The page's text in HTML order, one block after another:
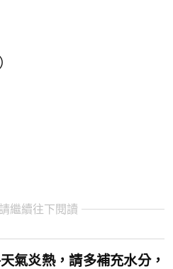
繼續往下閱讀
氣炎熱，請多補充水分，